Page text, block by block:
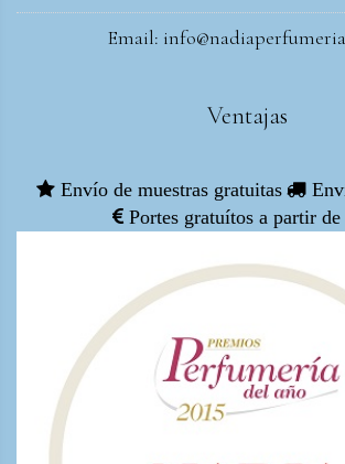
Email:
Ventajas
Envío de muestras gratuitas
Portes gratuítos a partir